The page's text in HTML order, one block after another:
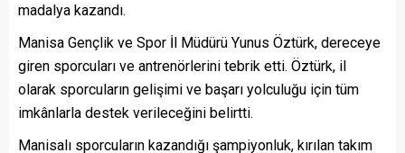
madalya kazandı.
Manisa Gençlik ve Spor İl Müdürü Yunus Öztürk, dereceye
giren sporcuları ve antrenörlerini tebrik etti. Öztürk, il
olarak sporcuların gelişimi ve başarı yolculuğu için tüm
imkânlarla destek verileceğini belirtti.
Manisalı sporcuların kazandığı şampiyonluk, kırılan takım